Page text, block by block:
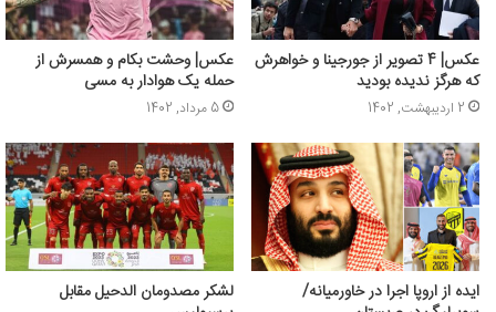
عکس| 4 تصویر از جورجینا و خواهرش
که هرگز ندیده بودید
2 اردیبهشت, 1402
عکس‌| وحشت بکام و همسرش از
حمله یک هوادار به مسی
5 مرداد, 1402
ایده از اروپا اجرا در خاورمیانه/ لشکر مصدومان الدحیل مقابل